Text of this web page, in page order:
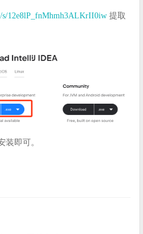
s/12e8lP_fnMhmh3ALKrII0iw 提取
装即可。